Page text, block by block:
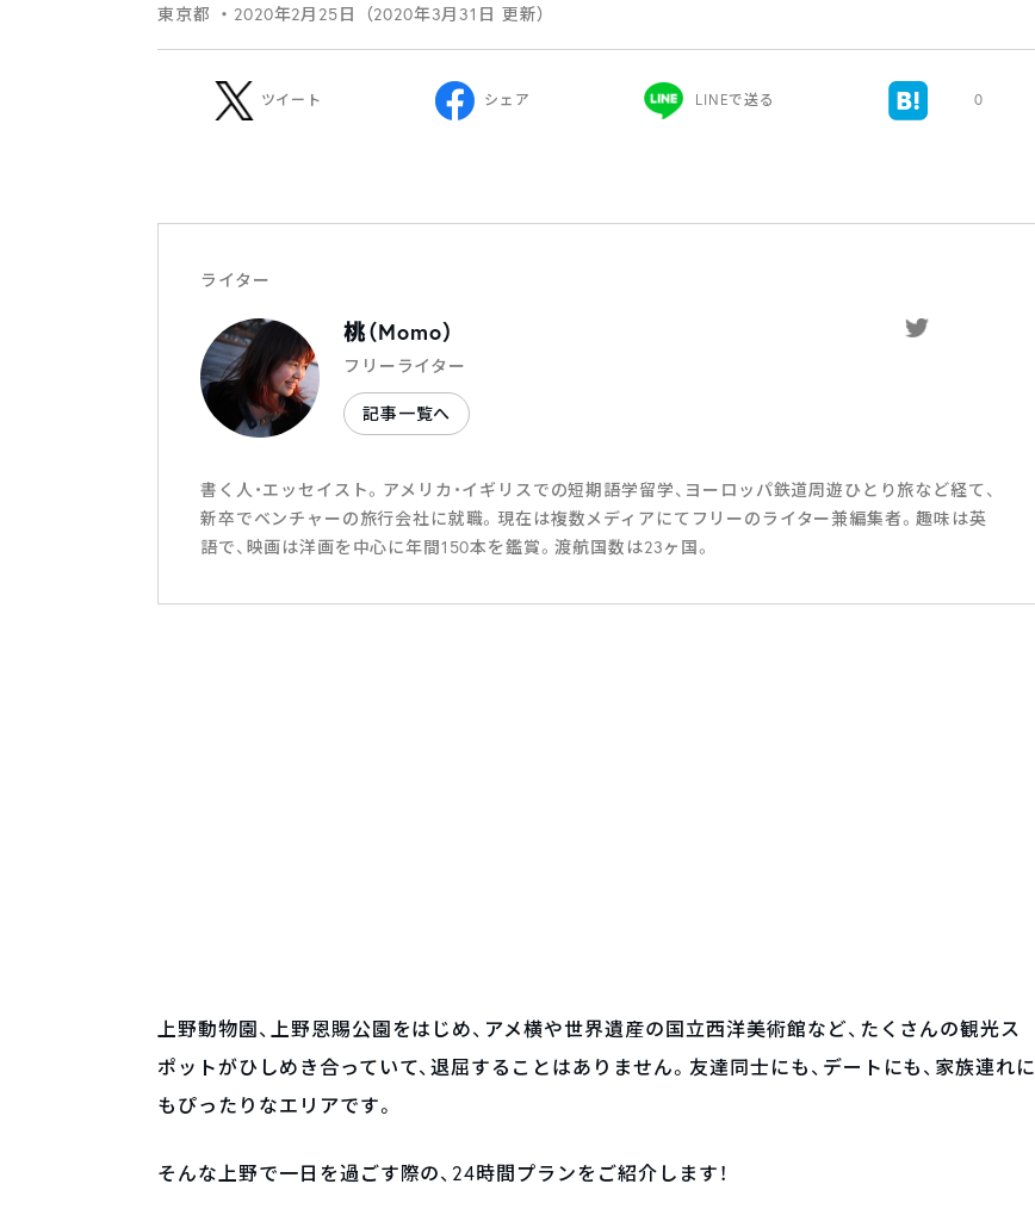
東京都 ・2020年2月25日（2020年3月31日 更新）
ツイート シェア LINEで送る 0
ライター
桃（Momo）
フリーライター
記事一覧へ
書く人・エッセイスト。アメリカ・イギリスでの短期語学留学、ヨーロッパ鉄道周遊ひとり旅など経て、
新卒でベンチャーの旅行会社に就職。現在は複数メディアにてフリーのライター兼編集者。趣味は英
語で、映画は洋画を中心に年間150本を鑑賞。渡航国数は23ヶ国。
上野動物園、上野恩賜公園をはじめ、アメ横や世界遺産の国立西洋美術館など、たくさんの観光ス
ポットがひしめき合っていて、退屈することはありません。友達同士にも、デートにも、家族連れに
もぴったりなエリアです。
そんな上野で一日を過ごす際の、24時間プランをご紹介します！